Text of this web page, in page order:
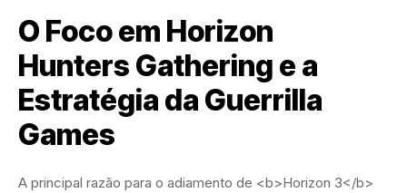
O Foco em Horizon
Hunters Gathering e a
Estratégia da Guerrilla
Games
A principal razão para o adiamento de <b>Horizon 3</b>